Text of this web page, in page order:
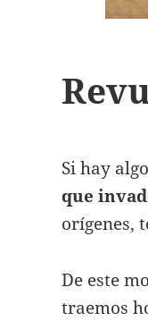
Si hay
que
orígenes,
De este
traemos